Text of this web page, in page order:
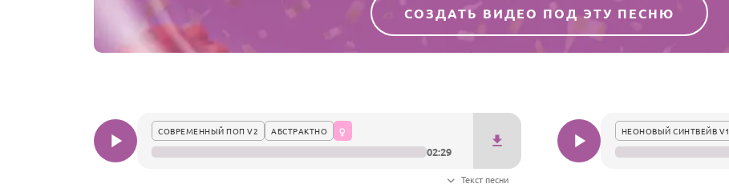
СОЗДАТЬ ВИДЕО ПОД ЭТУ ПЕСНЮ
СОВРЕМЕННЫЙ ПОП V2 АБСТРАКТНО
02:29
Текст песни
НЕОНОВЫЙ СИНТВЕЙВ V1